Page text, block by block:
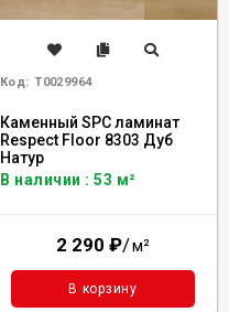
Код: Т0029964
Каменный SPC ламинат
Respect Floor 8303 Дуб
Натур
В наличии : 53 м²
2 290 ₽/м²
В корзину